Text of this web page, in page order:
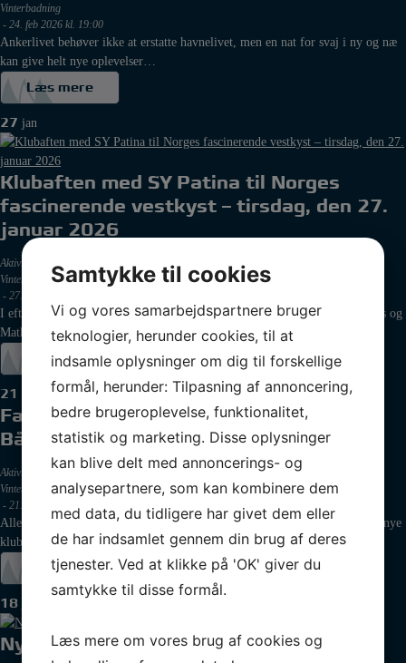
Vinterbadning
- 24. feb 2026 kl. 19:00
Ankerlivet behøver ikke at erstatte havnelivet, men en nat for svaj i ny og næ
kan give helt nye oplevelser…
Læs mere
27 jan
Klubaften med SY Patina til Norges
fascinerende vestkyst – tirsdag, den 27.
januar 2026
Aktivitetsudvalget Begivenheder Fiskerne, Jolleafdelingen
Vinterbadning
- 27. jan 2026 kl. 19:00
I efteråret 2024 købte to unge studerende, hjemmehørende i Kaløvig, Chris og
Mathilde, deres første sejlbåd, en gammel Vindø, som…
Læs mere
21
Fælles klubaften for alle Kaløvig
Bådelaugs afdelinger
Aktivitetsudvalget Begivenheder Fiskerne Jolleafdelingen Kajak Sejlads
Vinterbadning
- 21. apr 2025 kl. 19:00
Alle medlemmer af Kaløvig Bådelaug inviteres til fælles klubaften i vores nye
klubhus. Her vil de enkelte afdelinger præsenterer sig…
Læs mere
18
Nytårskur i Kaløvig
Samtykke til cookies
Vi og vores samarbejdspartnere bruger
teknologier, herunder cookies, til at
indsamle oplysninger om dig til forskellige
formål, herunder: Tilpasning af annoncering,
bedre brugeroplevelse, funktionalitet,
statistik og marketing. Disse oplysninger
kan blive delt med annoncerings- og
analysepartnere, som kan kombinere dem
med data, du tidligere har givet dem eller
de har indsamlet gennem din brug af deres
tjenester. Ved at klikke på 'OK' giver du
samtykke til disse formål.
Læs mere om vores brug af cookies og